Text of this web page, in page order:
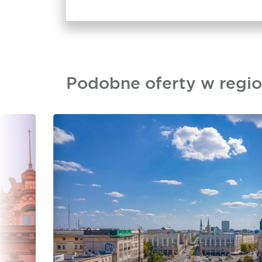
Podobne oferty w